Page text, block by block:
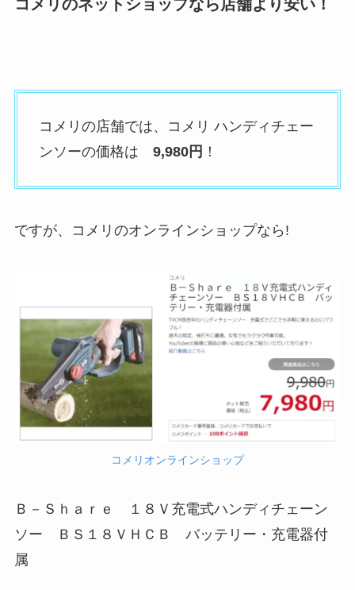
コメリのネットショップなら店舗より安い！
コメリの店舗では、コメリ ハンディチェー
ンソーの価格は 9,980円 ！
ですが、 コメリのオンラインショップなら !
コメリオンラインショップ
Ｂ－Ｓｈａｒｅ １８Ｖ充電式ハンディチェーン
ソー ＢＳ１８ＶＨＣＢ バッテリー・充電器付
属